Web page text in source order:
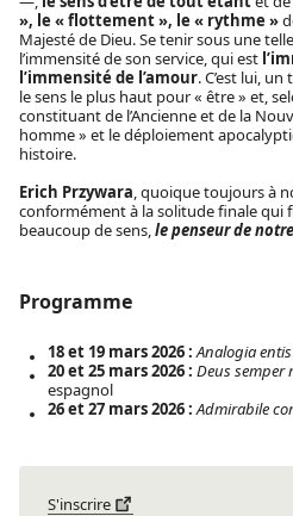
», le « flottement », le « rythme »
Majesté de Dieu. Se tenir sous une
l’immensité de son service, qui est
l’immensité de l’amour. C’est lui,
le sens le plus haut pour « être » et,
constituant de l’Ancienne et de la
homme » et le déploiement
histoire.
Erich Przywara , quoique toujours à
conformément à la solitude finale qui
beaucoup de sens, le penseur de
Programme
18 et 19 mars 2026 : Analogia entis
20 et 25 mars 2026 : Deus semper
espagnol
26 et 27 mars 2026 : Admirabile
S'inscrire